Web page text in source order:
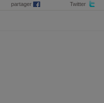
partager Twitter